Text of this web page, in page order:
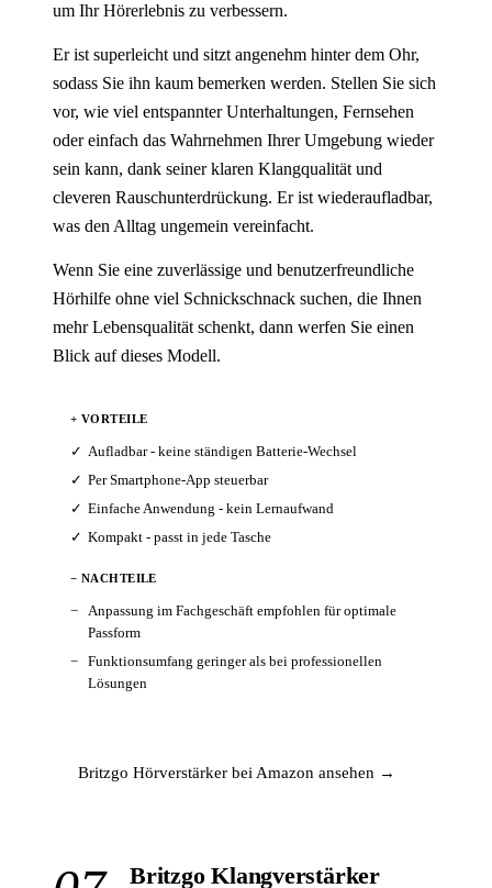
um Ihr Hörerlebnis zu verbessern.
Er ist superleicht und sitzt angenehm hinter dem Ohr,
sodass Sie ihn kaum bemerken werden. Stellen Sie sich
vor, wie viel entspannter Unterhaltungen, Fernsehen
oder einfach das Wahrnehmen Ihrer Umgebung wieder
sein kann, dank seiner klaren Klangqualität und
cleveren Rauschunterdrückung. Er ist wiederaufladbar,
was den Alltag ungemein vereinfacht.
Wenn Sie eine zuverlässige und benutzerfreundliche
Hörhilfe ohne viel Schnickschnack suchen, die Ihnen
mehr Lebensqualität schenkt, dann werfen Sie einen
Blick auf dieses Modell.
+ VORTEILE
Aufladbar - keine ständigen Batterie-Wechsel
Per Smartphone-App steuerbar
Einfache Anwendung - kein Lernaufwand
Kompakt - passt in jede Tasche
− NACHTEILE
Anpassung im Fachgeschäft empfohlen für optimale
Passform
Funktionsumfang geringer als bei professionellen
Lösungen
Britzgo Hörverstärker bei Amazon ansehen →
Britzgo Klangverstärker